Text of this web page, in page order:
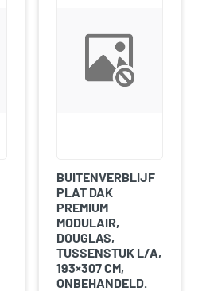
BUITENVERBLIJF
PLAT DAK
PREMIUM
MODULAIR,
DOUGLAS,
TUSSENSTUK L/A,
193×307 CM,
ONBEHANDELD.